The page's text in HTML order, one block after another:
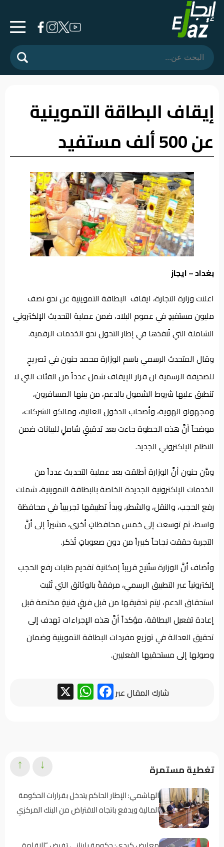
الرئيسية
المشهد
فرشة
الأسواق
رأي
وموقف
الفيديوهات
إيقاف البطاقة التموينية
عن 500 ألف مستفيد
بغداد – ايجاز
اعلنت وزارة التجارة، ايقاف البطاقة التموينية عن نحو نصف
مليون مستفيدٍ في عموم البلاد، ضمن عملية التحديث الإلكتروني
الشاملة التي تُنفذها في إطار التحول نحو الخدمات الرقمية.
وقال المتحدث الرسمي باسم الوزارة محمد حنون في تصريحٍ
للصحيفة الرسمية ان قرار الإيقاف شمل عدداً من الفئات التي لا
تنطبق عليها شروط الشمول بالدعم، من بينها المسافرون،
ومجهولو الهوية، وأصحاب الدخول العالية، ومالكو الشركات،
موضحاً أنَّ هذه الخطوة جاءت بعد تدقيقٍ شاملٍ للبيانات ضمن
النظام الإلكتروني الجديد.
وبيَّن حنون أنَّ الوزارة أطلقت بعد عملية التحديث عدداً من
الخدمات الإلكترونية الجديدة الخاصة بالبطاقة التموينية، شملت
رفع الحجب، والنقل، والشطر، وبدأ تطبيقها تجريبياً في محافظة
واسط، ثم توسعت إلى خمس محافظاتٍ أخرى، مشيراً إلى أنَّ
التجربة حققت نجاحاً كبيراً من دون صعوباتٍ تُذكر.
وأضاف أنَّ الوزارة ستُتيح قريباً إمكانية تقديم طلبات رفع الحجب
إلكترونياً عبر التطبيق الرسمي، مرفقةً بالوثائق التي تُثبت
استحقاق الدعم، ليتم تدقيقها من قبل فرقٍ فنيةٍ مختصة قبل
إعادة تفعيل البطاقة، مؤكداً أنَّ هذه الإجراءات تهدف إلى
تحقيق العدالة في توزيع مفردات البطاقة التموينية وضمان
وصولها إلى مستحقيها الفعليين.
شارك المقال عبر Facebook
WhatsApp
تغطية مستمرة
الهاشمي: الإطار الحاكم يتدخل بقرارات الحكومة
المالية ويدفع باتجاه الاقتراض من البنك المركزي
↓
↑